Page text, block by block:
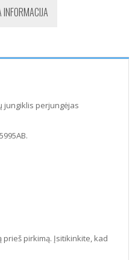
jungiklis perjungėjas
pirkimą. Įsitikinkite, kad